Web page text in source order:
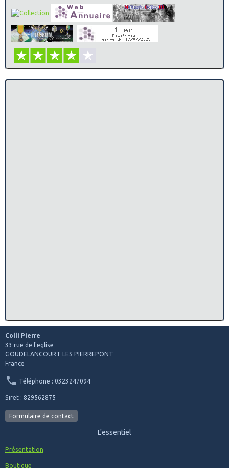
Colli Pierre
33 rue de l'eglise
GOUDELANCOURT LES PIERREPONT
France
Téléphone : 0323247094
Siret : 829562875
Formulaire de contact
L'essentiel
Présentation
Boutique